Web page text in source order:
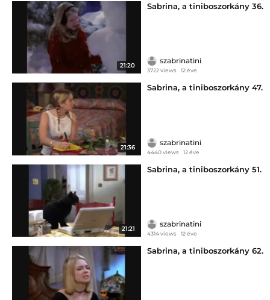
21:20
Sabrina, a tiniboszorkány 36.
szabrinatini
3722 views 12 éve
21:36
Sabrina, a tiniboszorkány 47.
szabrinatini
4440 views 12 éve
21:21
Sabrina, a tiniboszorkány 51.
szabrinatini
4314 views 12 éve
Sabrina, a tiniboszorkány 62.